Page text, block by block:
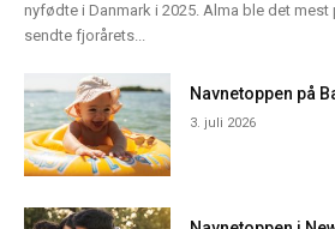
nyfødte i Danmark i 2025. Alma ble det
sendte fjorårets...
Navnetoppen på
3. juli 2026